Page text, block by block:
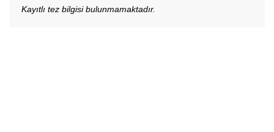
Kayıtlı tez bilgisi bulunmamaktadır.